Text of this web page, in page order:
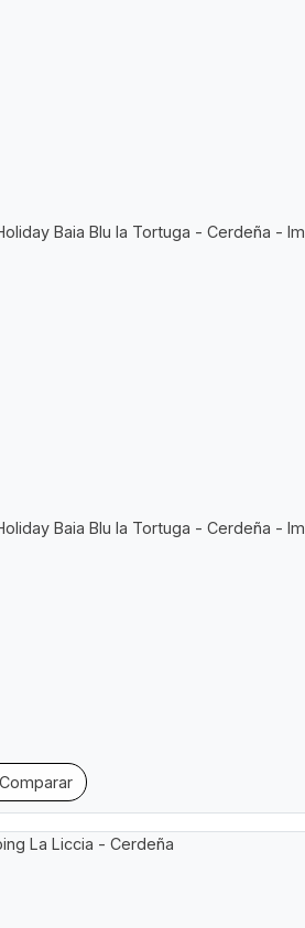
Comparar